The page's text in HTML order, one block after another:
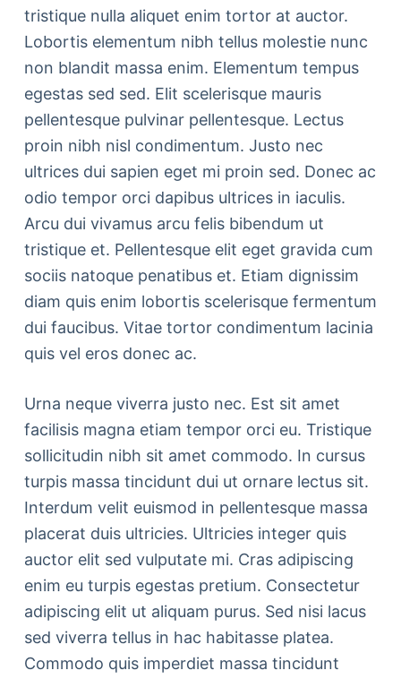
tristique nulla aliquet enim tortor at auctor.
Lobortis elementum nibh tellus molestie nunc
non blandit massa enim. Elementum tempus
egestas sed sed. Elit scelerisque mauris
pellentesque pulvinar pellentesque. Lectus
proin nibh nisl condimentum. Justo nec
ultrices dui sapien eget mi proin sed. Donec ac
odio tempor orci dapibus ultrices in iaculis.
Arcu dui vivamus arcu felis bibendum ut
tristique et. Pellentesque elit eget gravida cum
sociis natoque penatibus et. Etiam dignissim
diam quis enim lobortis scelerisque fermentum
dui faucibus. Vitae tortor condimentum lacinia
quis vel eros donec ac.
Urna neque viverra justo nec. Est sit amet
facilisis magna etiam tempor orci eu. Tristique
sollicitudin nibh sit amet commodo. In cursus
turpis massa tincidunt dui ut ornare lectus sit.
Interdum velit euismod in pellentesque massa
placerat duis ultricies. Ultricies integer quis
auctor elit sed vulputate mi. Cras adipiscing
enim eu turpis egestas pretium. Consectetur
adipiscing elit ut aliquam purus. Sed nisi lacus
sed viverra tellus in hac habitasse platea.
Commodo quis imperdiet massa tincidunt